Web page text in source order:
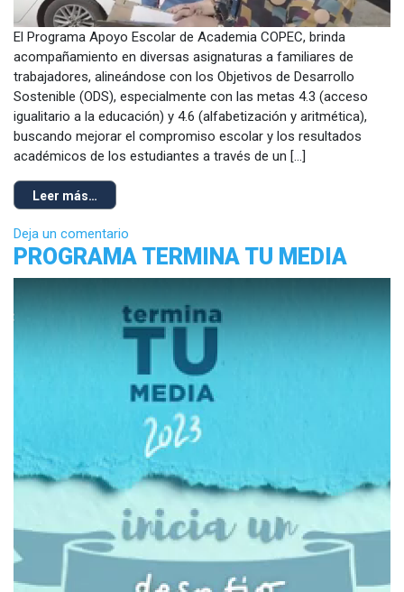
El Programa Apoyo Escolar de Academia COPEC, brinda
acompañamiento en diversas asignaturas a familiares de
trabajadores, alineándose con los Objetivos de Desarrollo
Sostenible (ODS), especialmente con las metas 4.3 (acceso
igualitario a la educación) y 4.6 (alfabetización y aritmética),
buscando mejorar el compromiso escolar y los resultados
académicos de los estudiantes a través de un […]
Leer más…
Deja un comentario
PROGRAMA TERMINA TU MEDIA